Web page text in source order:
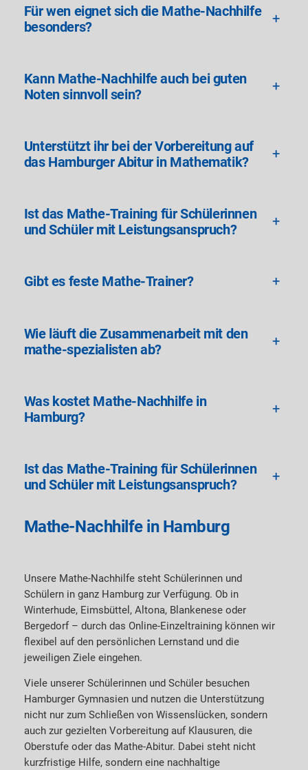
Für wen eignet sich die Mathe-Nachhilfe
besonders?
+
Kann Mathe-Nachhilfe auch bei guten
Noten sinnvoll sein?
+
Unterstützt ihr bei der Vorbereitung auf
das Hamburger Abitur in Mathematik?
+
Ist das Mathe-Training für Schülerinnen
und Schüler mit Leistungsanspruch?
+
Gibt es feste Mathe-Trainer? +
Wie läuft die Zusammenarbeit mit den
mathe-spezialisten ab?
+
Was kostet Mathe-Nachhilfe in
Hamburg?
+
Ist das Mathe-Training für Schülerinnen
und Schüler mit Leistungsanspruch?
+
Mathe-Nachhilfe in Hamburg
Unsere Mathe-Nachhilfe steht Schülerinnen und
Schülern in ganz Hamburg zur Verfügung. Ob in
Winterhude, Eimsbüttel, Altona, Blankenese oder
Bergedorf – durch das Online-Einzeltraining können wir
flexibel auf den persönlichen Lernstand und die
jeweiligen Ziele eingehen.
Viele unserer Schülerinnen und Schüler besuchen
Hamburger Gymnasien und nutzen die Unterstützung
nicht nur zum Schließen von Wissenslücken, sondern
auch zur gezielten Vorbereitung auf Klausuren, die
Oberstufe oder das Mathe-Abitur. Dabei steht nicht
kurzfristige Hilfe, sondern eine nachhaltige